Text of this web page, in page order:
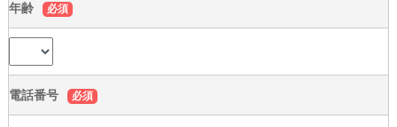
年齢 必須
電話番号 必須